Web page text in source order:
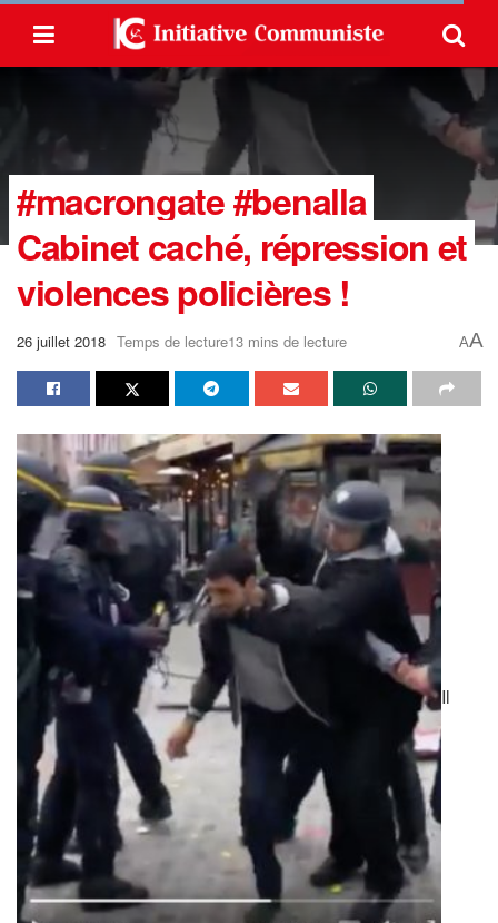
#macrongate #benalla
Cabinet caché, répression et
violences policières !
26 juillet 2018 Temps de lecture13 mins de lecture AA
Il